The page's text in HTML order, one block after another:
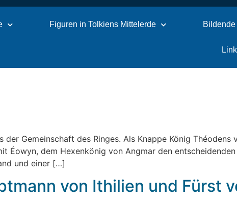
Figuren in Tolkiens Mittelerde
Gemeinschaft des Ringes. Als Knappe König Théodens
Éowyn, dem Hexenkönig von Angmar den
und einer […]
von Ithilien und Fürst